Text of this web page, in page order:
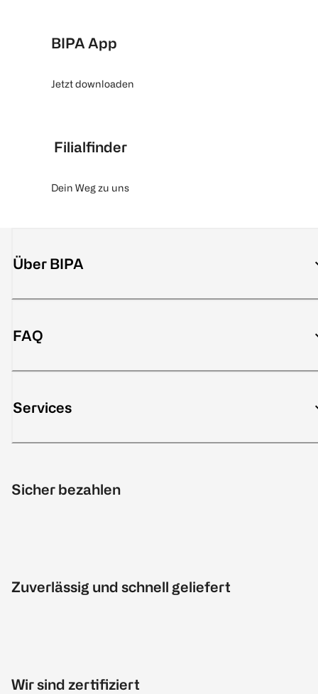
BIPA App
Jetzt downloaden
Filialfinder
Dein Weg zu uns
Über BIPA
FAQ
Services
Sicher bezahlen
Zuverlässig und schnell geliefert
Wir sind zertifiziert